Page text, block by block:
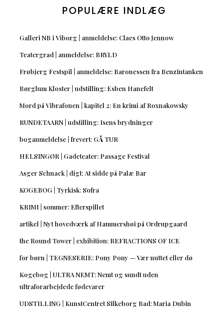
POPULÆRE INDLÆG
Galleri NB i Viborg | anmeldelse: Claes Otto Jennow
Teatergrad | anmeldelse: BRYLD
Frøbjerg Festspil | anmeldelse: Baronessen fra Benzintanken
Børglum Kloster | udstilling: Esben Hanefelt
Mord på Vibrafonen | kapitel 2: En krimi af Roxnakowsky
RUNDETAARN | udstilling: Isens brydninger
boganmeldelse | frevert: GÅ TUR
HELSINGØR | Gadeteater: Passage Festival
Asger Schnack | digt: At sidde på Palæ Bar
KOGEBOG | Tyrkisk: Sofra
KRIMI | sommer: Efterspillet
artikel | Nyt hovedværk af Hammershøi på Ordrupgaard
the Round Tower | exhibition: REFRACTIONS OF ICE
for børn | TEGNESERIE: Pony Pony — Vær nuttet eller dø
Kogebog | ULTRA NEMT: Nemt og sundt uden
ultraforarbejdede fødevarer
UDSTILLING | KunstCentret Silkeborg Bad: Maria Dubin